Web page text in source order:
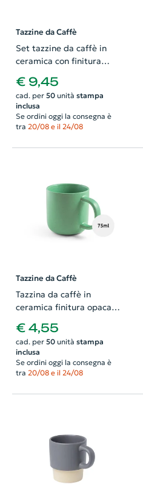
Tazzine da Caffè
Set tazzine da caffè in
ceramica con finitura
scatola bianca da 85ml
€ 9,45
cad. per 50unità stampa
inclusa
Se ordini oggi la consegna è
tra 20/08 e il 24/08
Tazzine da Caffè
Tazzina da caffè in
ceramica finitura opaca
ed effetto rustico da
75mL in confezione regalo
in carta kraft
€ 4,55
cad. per 50unità stampa
inclusa
Se ordini oggi la consegna è
tra 20/08 e il 24/08